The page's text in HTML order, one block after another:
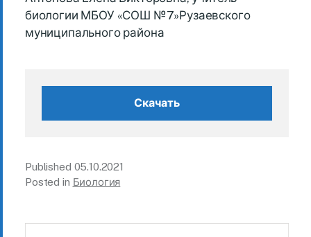
биологии МБОУ «СОШ №7»Рузаевского
муниципального района
Скачать
Published 05.10.2021
Posted in Биология